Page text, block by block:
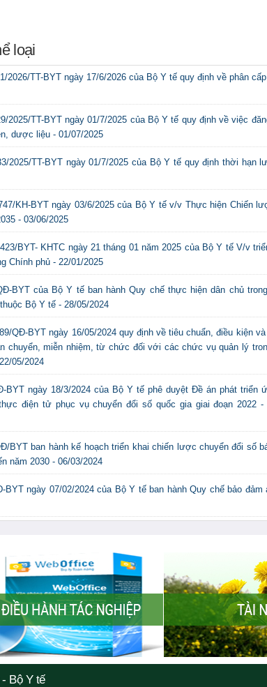
loại
2026/TT-BYT ngày 17/6/2026 của Bộ Y tế quy định về phân
2025/TT-BYT ngày 01/7/2025 của Bộ Y tế quy định về việc
dược liệu - 01/07/2025
2025/TT-BYT ngày 01/7/2025 của Bộ Y tế quy định thời hạn
KH-BYT ngày 03/6/2025 của Bộ Y tế v/v Thực hiện Chiến
- 03/06/2025
BYT- KHTC ngày 21 tháng 01 năm 2025 của Bộ Y tế V/v
Chính phủ - 22/01/2025
BYT của Bộ Y tế ban hành Quy chế thực hiện dân chủ
Bộ Y tế - 28/05/2024
QĐ-BYT ngày 16/05/2024 quy định về tiêu chuẩn, điều kiện và
chuyển, miễn nhiệm, từ chức đối với các chức vụ quản lý
05/2024
BYT ngày 18/3/2024 của Bộ Y tế phê duyệt Đề án phát triển
điện tử phục vụ chuyển đổi số quốc gia giai đoạn 2022 -
BYT ban hành kế hoạch triển khai chiến lược chuyển đổi số
năm 2030 - 06/03/2024
BYT ngày 07/02/2024 của Bộ Y tế ban hành Quy chế bảo đảm
Bộ Y tế